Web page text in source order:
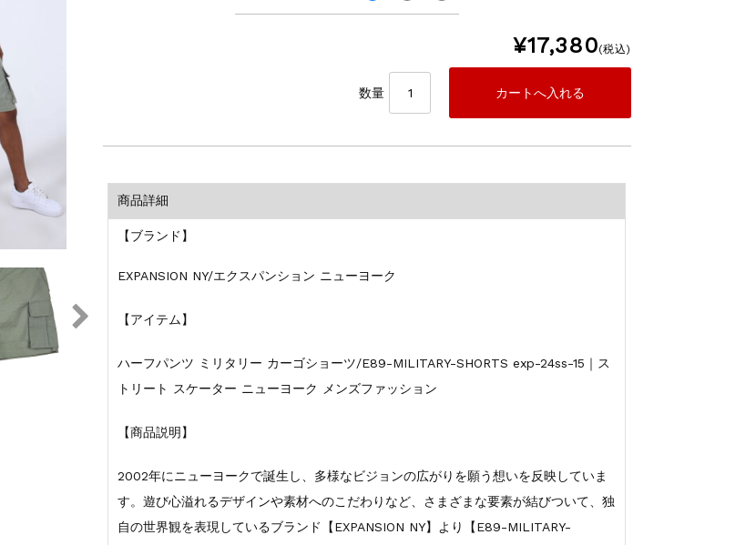
¥17,380(税込)
数量
商品詳細
【ブランド】
EXPANSION NY/エクスパンション ニューヨーク
【アイテム】
ハーフパンツ ミリタリー カーゴショーツ/E89-MILITARY-SHORTS exp-24ss-15｜ス
トリート スケーター ニューヨーク メンズファッション
【商品説明】
2002年にニューヨークで誕生し、多様なビジョンの広がりを願う想いを反映していま
す。遊び心溢れるデザインや素材へのこだわりなど、さまざまな要素が結びついて、独
自の世界観を表現しているブランド【EXPANSION NY】より【E89-MILITARY-